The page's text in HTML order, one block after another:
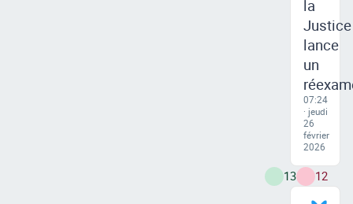
la
Justice
lance
un
07:24
· jeudi
26
février
2026
13 12